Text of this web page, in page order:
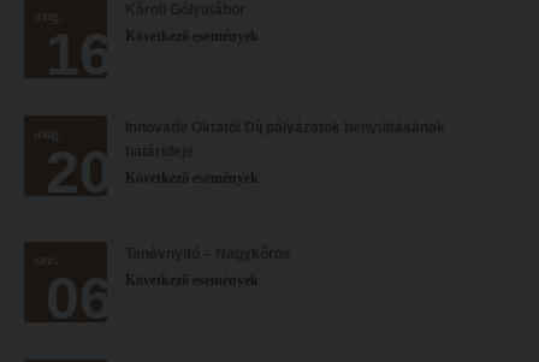
aug.
16
Károli Gólyatábor
Következő események
aug.
20
Innovatív Oktatói Díj pályázatok benyújtásának
határideje
Következő események
sze.
06
Tanévnyitó – Nagykőrös
Következő események